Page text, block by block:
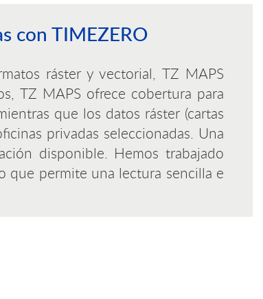
con TIMEZERO
ráster y vectorial, TZ MAPS
TZ MAPS ofrece cobertura para
que los datos ráster (cartas
privadas seleccionadas. Una
disponible. Hemos trabajado
que permite una lectura sencilla e